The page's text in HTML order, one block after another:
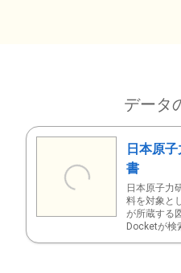
データ
日本原
書
日本原子力
料を対象と
が所蔵する図
Docketが検